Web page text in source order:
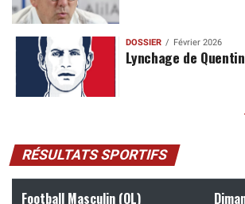
DOSSIER Février 2026
Lynchage de Quentin
RÉSULTATS SPORTIFS
Football Masculin (OL)